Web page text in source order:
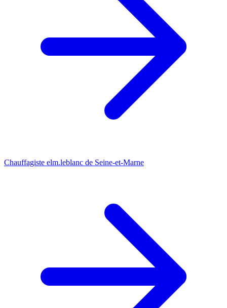
Chauffagiste elm.leblanc de Seine-et-Marne